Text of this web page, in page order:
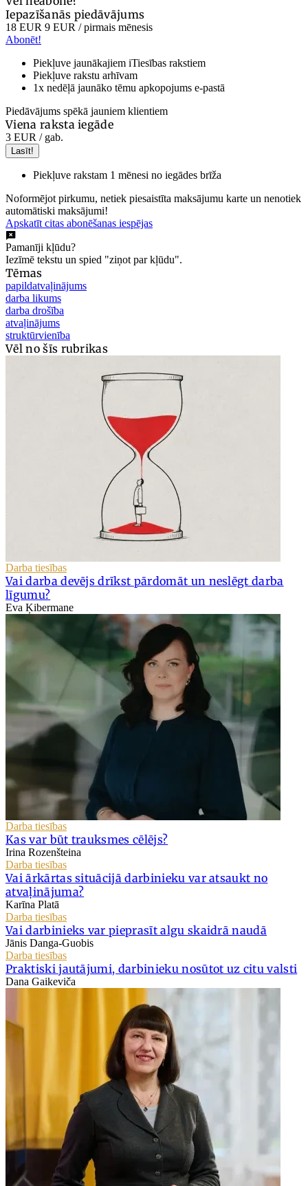
Iepazīšanās piedāvājums
18 EUR 9 EUR / pirmais mēnesis
Abonēt!
Piekļuve jaunākajiem iTiesības rakstiem
Piekļuve rakstu arhīvam
1x nedēļā jaunāko tēmu apkopojums e-pastā
Piedāvājums spēkā jauniem klientiem
Viena raksta iegāde
3 EUR / gab.
Lasīt!
Piekļuve rakstam 1 mēnesi no iegādes brīža
Noformējot pirkumu, netiek piesaistīta maksājumu karte un nenotiek
automātiski maksājumi!
Apskatīt citas abonēšanas iespējas
Pamanīji kļūdu?
Iezīmē tekstu un spied "ziņot par kļūdu".
Tēmas
papildatvaļinājums
darba likums
darba drošība
atvaļinājums
struktūrvienība
Vēl no šīs rubrikas
Darba tiesības
Vai darba devējs drīkst pārdomāt un neslēgt darba
līgumu?
Eva Ķibermane
Darba tiesības
Kas var būt trauksmes cēlējs?
Irina Rozenšteina
Darba tiesības
Vai ārkārtas situācijā darbinieku var atsaukt no
atvaļinājuma?
Karīna Platā
Darba tiesības
Vai darbinieks var pieprasīt algu skaidrā naudā
Jānis Danga-Guobis
Darba tiesības
Praktiski jautājumi, darbinieku nosūtot uz citu valsti
Dana Gaikeviča